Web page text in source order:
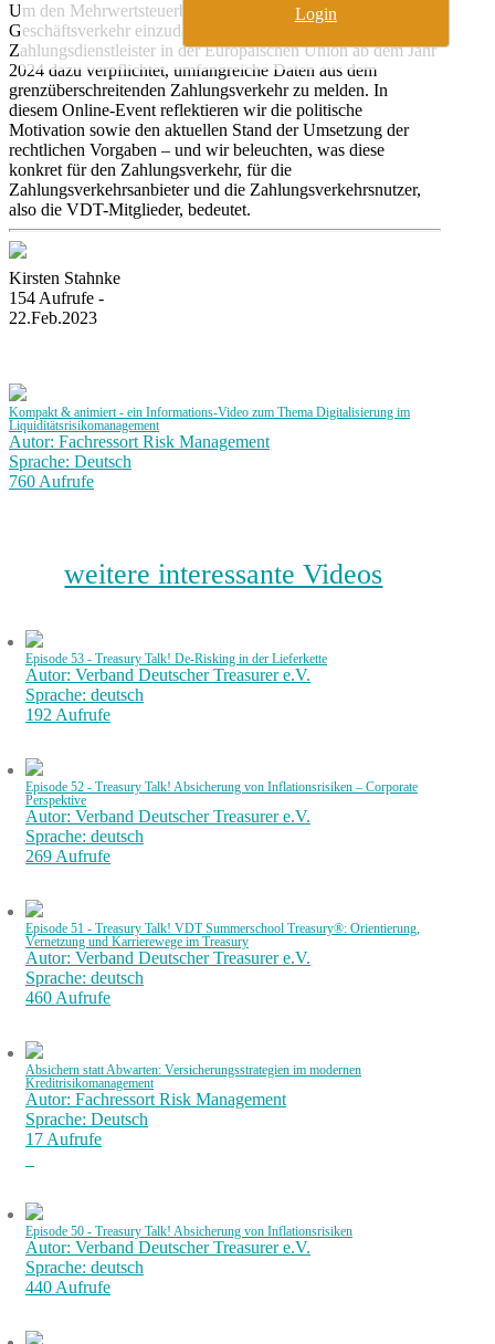
Login
Um den Mehrwertsteuerbetrug im grenzüberschreitenden
Geschäftsverkehr einzudämmen, sind Banken und
Zahlungsdienstleister in der Europäischen Union ab dem Jahr
2024 dazu verpflichtet, umfangreiche Daten aus dem
grenzüberschreitenden Zahlungsverkehr zu melden. In
diesem Online-Event reflektieren wir die politische
Motivation sowie den aktuellen Stand der Umsetzung der
rechtlichen Vorgaben – und wir beleuchten, was diese
konkret für den Zahlungsverkehr, für die
Zahlungsverkehrsanbieter und die Zahlungsverkehrsnutzer,
also die VDT-Mitglieder, bedeutet.
Kirsten Stahnke
154 Aufrufe -
22.Feb.2023
Kompakt & animiert - ein Informations-Video zum Thema Digitalisierung im
Liquiditätsrisikomanagement
Autor: Fachressort Risk Management
Sprache: Deutsch
760 Aufrufe
weitere interessante Videos
Episode 53 - Treasury Talk! De-Risking in der Lieferkette
Autor: Verband Deutscher Treasurer e.V.
Sprache: deutsch
192 Aufrufe
Episode 52 - Treasury Talk! Absicherung von Inflationsrisiken – Corporate
Perspektive
Autor: Verband Deutscher Treasurer e.V.
Sprache: deutsch
269 Aufrufe
Episode 51 - Treasury Talk! VDT Summerschool Treasury®: Orientierung,
Vernetzung und Karrierewege im Treasury
Autor: Verband Deutscher Treasurer e.V.
Sprache: deutsch
460 Aufrufe
Absichern statt Abwarten: Versicherungsstrategien im modernen
Kreditrisikomanagement
Autor: Fachressort Risk Management
Sprache: Deutsch
17 Aufrufe
Episode 50 - Treasury Talk! Absicherung von Inflationsrisiken
Autor: Verband Deutscher Treasurer e.V.
Sprache: deutsch
440 Aufrufe